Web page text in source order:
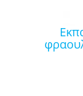
εκπαιδευτικό επιτραπέζιο